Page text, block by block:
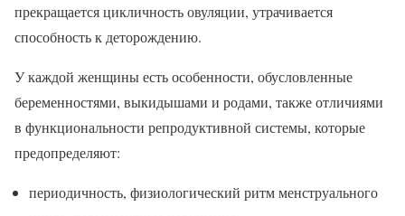
прекращается цикличность овуляции, утрачивается
способность к деторождению.
У каждой женщины есть особенности, обусловленные
беременностями, выкидышами и родами, также отличиями
в функциональности репродуктивной системы, которые
предопределяют:
периодичность, физиологический ритм менструального